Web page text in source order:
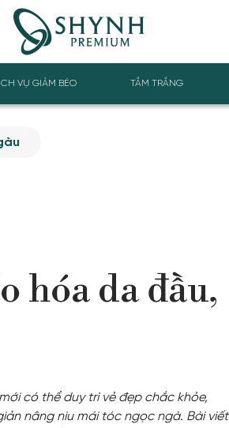
VỤ GIẢM BÉO TẮM TRẮNG
hóa da đầu,
có thể duy trì vẻ đẹp chắc khỏe,
nâng niu mái tóc ngọc ngà. Bài viết